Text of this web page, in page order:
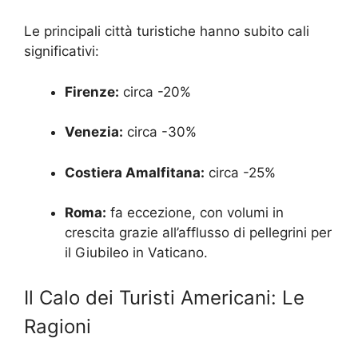
Le principali città turistiche hanno subito cali
significativi:
Firenze: circa -20%
Venezia: circa -30%
Costiera Amalfitana: circa -25%
Roma: fa eccezione, con volumi in
crescita grazie all’afflusso di pellegrini per
il Giubileo in Vaticano.
Il Calo dei Turisti Americani: Le
Ragioni